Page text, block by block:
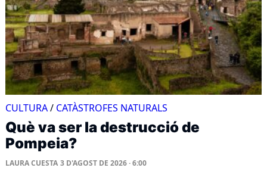
CULTURA/ CATÀSTROFES NATURALS
Què va ser la destrucció de
Pompeia?
LAURA CUESTA 3 D'AGOST DE 2026 · 6:00